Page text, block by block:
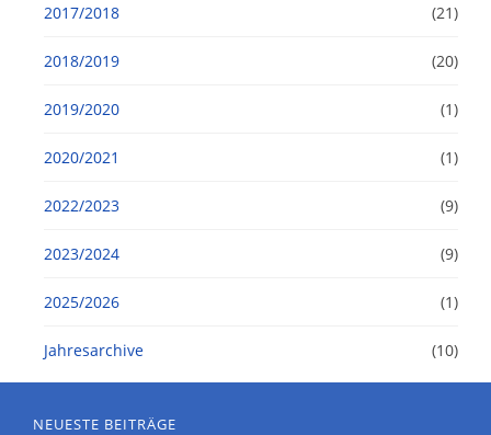
2017/2018 (21)
2018/2019 (20)
2019/2020 (1)
2020/2021 (1)
2022/2023 (9)
2023/2024 (9)
2025/2026 (1)
Jahresarchive (10)
NEUESTE BEITRÄGE